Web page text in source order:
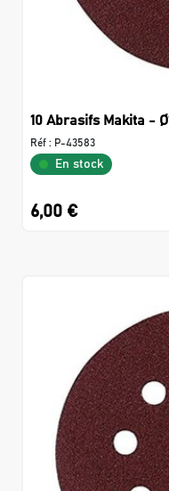
10 Abrasifs Makita -
Réf : P-43583
En stock
6,00 €